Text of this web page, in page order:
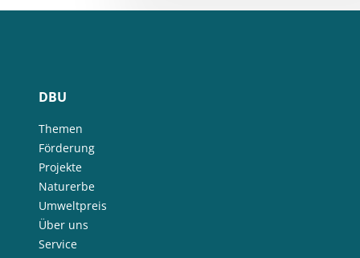
DBU
Themen
Förderung
Projekte
Naturerbe
Umweltpreis
Über uns
Service